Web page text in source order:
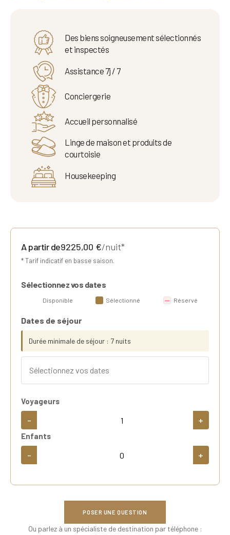
Des biens soigneusement sélectionnés
et inspectés
Assistance 7j / 7
Conciergerie
Accueil personnalisé
Linge de maison et produits de
courtoisie
Housekeeping
A partir de9225,00 €/nuit*
* Tarif indicatif en basse saison.
Sélectionnez vos dates
Disponible Sélectionné Réservé
Dates de séjour
Durée minimale de séjour : 7 nuits
Voyageurs
- +
Enfants
- +
POSER UNE QUESTION
Ou parlez à un spécialiste de destination par téléphone :